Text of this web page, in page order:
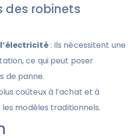
des robinets
: Ils nécessitent une
ce qui peut poser
de panne.
coûteux à l’achat et à
les modèles traditionnels.